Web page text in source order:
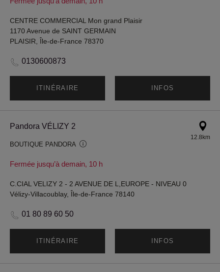
CENTRE COMMERCIAL Mon grand Plaisir
1170 Avenue de SAINT GERMAIN
PLAISIR, Île-de-France 78370
0130600873
ITINÉRAIRE INFOS
Pandora VÉLIZY 2
BOUTIQUE PANDORA
Fermée jusqu’à demain, 10 h
12.8km
C.CIAL VELIZY 2 - 2 AVENUE DE L,EUROPE - NIVEAU 0
Vélizy-Villacoublay, Île-de-France 78140
01 80 89 60 50
ITINÉRAIRE INFOS